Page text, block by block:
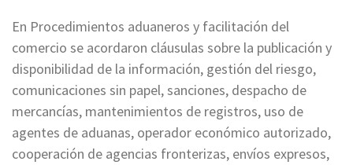
En Procedimientos aduaneros y facilitación del
comercio se acordaron cláusulas sobre la publicación y
disponibilidad de la información, gestión del riesgo,
comunicaciones sin papel, sanciones, despacho de
mercancías, mantenimientos de registros, uso de
agentes de aduanas, operador económico autorizado,
cooperación de agencias fronterizas, envíos expresos,